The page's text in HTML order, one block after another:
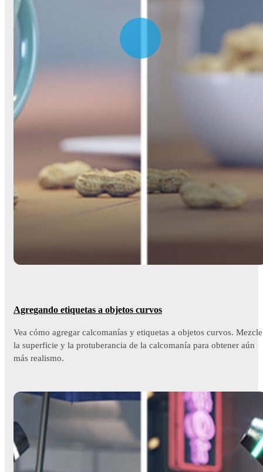
Agregando etiquetas a objetos curvos
Vea cómo agregar calcomanías y etiquetas a objetos curvos. Mezcle
la superficie y la protuberancia de la calcomanía para obtener aún
más realismo.